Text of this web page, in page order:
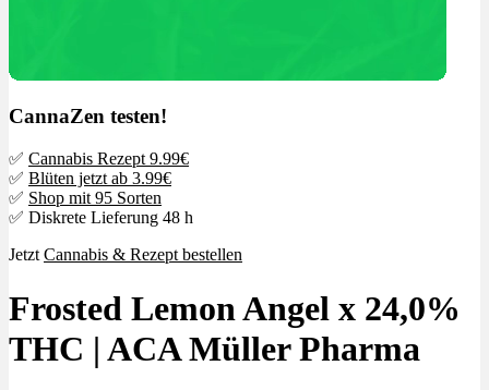
CannaZen testen!
✅ Cannabis Rezept 9.99€
✅ Blüten jetzt ab 3.99€
✅ Shop mit 95 Sorten
✅ Diskrete Lieferung 48 h
Jetzt Cannabis & Rezept bestellen
Frosted Lemon Angel x 24,0%
THC | ACA Müller Pharma